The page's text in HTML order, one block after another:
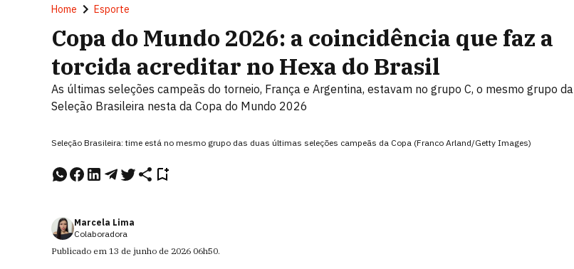
Home Esporte
Copa do Mundo 2026: a coincidência que faz a
torcida acreditar no Hexa do Brasil
As últimas seleções campeãs do torneio, França e Argentina, estavam no grupo C, o mesmo grupo da
Seleção Brasileira nesta da Copa do Mundo 2026
Seleção Brasileira: time está no mesmo grupo das duas últimas seleções campeãs da Copa (Franco Arland/Getty Images)
Marcela Lima
Colaboradora
Publicado em 13 de junho de 2026 06h50.